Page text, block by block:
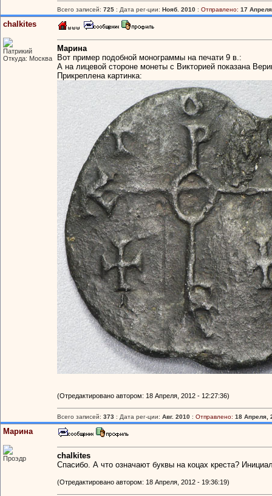
Всего записей: 725 : Дата рег-ции: Нояб. 2010 : Отправлено: 17
chalkites
Патрикий
Откуда: Москва
Марина
Вот пример подобной монограммы на печати 9 в.:
А на лицевой стороне монеты с Викторией показана
Прикреплена картинка:
(Отредактировано автором: 18 Апреля, 2012 - 12:27:36)
Всего записей: 373 : Дата рег-ции: Авг. 2010 : Отправлено: 18 Апреля,
Марина
Проэдр
chalkites
Спасибо. А что означают буквы на коцах креста?
(Отредактировано автором: 18 Апреля, 2012 - 19:36:19)